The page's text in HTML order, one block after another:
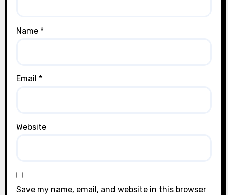
Name *
Email *
Website
Save my name, email, and website in this browser